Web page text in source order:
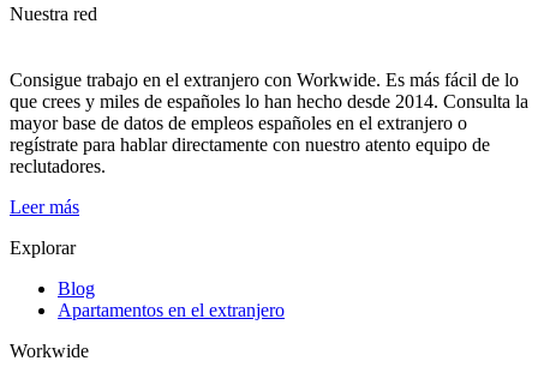
Nuestra red
Consigue trabajo en el extranjero con Workwide. Es más fácil de lo
que crees y miles de españoles lo han hecho desde 2014. Consulta la
mayor base de datos de empleos españoles en el extranjero o
regístrate para hablar directamente con nuestro atento equipo de
reclutadores.
Leer más
Explorar
Blog
Apartamentos en el extranjero
Workwide